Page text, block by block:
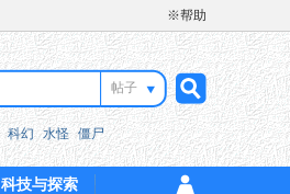
※帮助
帖子
搜
科幻 水怪 僵尸
科技与探索